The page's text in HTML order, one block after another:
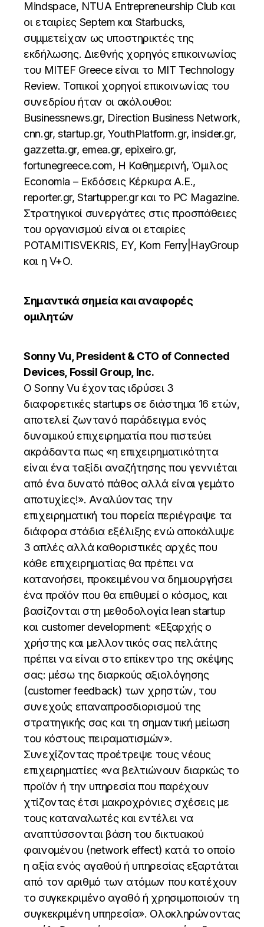
Mindspace, NTUA Entrepreneurship Club και
οι εταιρίες Septem και Starbucks,
συμμετείχαν ως υποστηρικτές της
εκδήλωσης. Διεθνής χορηγός επικοινωνίας
του MITEF Greece είναι το ΜΙΤ Technology
Review. Τοπικοί χορηγοί επικοινωνίας του
συνεδρίου ήταν οι ακόλουθοι:
Businessnews.gr, Direction Business Network,
cnn.gr, startup.gr, YouthPlatform.gr, insider.gr,
gazzetta.gr, emea.gr, epixeiro.gr,
fortunegreece.com, Η Καθημερινή, Όμιλος
Economia – Εκδόσεις Κέρκυρα Α.Ε.,
reporter.gr, Startupper.gr και το PC Magazine.
Στρατηγικοί συνεργάτες στις προσπάθειες
του οργανισμού είναι οι εταιρίες
POTAMITISVEKRIS, ΕΥ, Korn Ferry|HayGroup
και η V+O.
Σημαντικά σημεία και αναφορές
ομιλητών
Sonny Vu, President & CTO of Connected
Devices, Fossil Group, Inc.
Ο Sonny Vu έχοντας ιδρύσει 3
διαφορετικές startups σε διάστημα 16 ετών,
αποτελεί ζωντανό παράδειγμα ενός
δυναμικού επιχειρηματία που πιστεύει
ακράδαντα πως «η επιχειρηματικότητα
είναι ένα ταξίδι αναζήτησης που γεννιέται
από ένα δυνατό πάθος αλλά είναι γεμάτο
αποτυχίες!». Αναλύοντας την
επιχειρηματική του πορεία περιέγραψε τα
διάφορα στάδια εξέλιξης ενώ αποκάλυψε
3 απλές αλλά καθοριστικές αρχές που
κάθε επιχειρηματίας θα πρέπει να
κατανοήσει, προκειμένου να δημιουργήσει
ένα προϊόν που θα επιθυμεί ο κόσμος, και
βασίζονται στη μεθοδολογία lean startup
και customer development: «Εξαρχής ο
χρήστης και μελλοντικός σας πελάτης
πρέπει να είναι στο επίκεντρο της σκέψης
σας: μέσω της διαρκούς αξιολόγησης
(customer feedback) των χρηστών, του
συνεχούς επαναπροσδιορισμού της
στρατηγικής σας και τη σημαντική μείωση
του κόστους πειραματισμών».
Συνεχίζοντας προέτρεψε τους νέους
επιχειρηματίες «να βελτιώνουν διαρκώς το
προϊόν ή την υπηρεσία που παρέχουν
χτίζοντας έτσι μακροχρόνιες σχέσεις με
τους καταναλωτές και εντέλει να
αναπτύσσονται βάση του δικτυακού
φαινομένου (network effect) κατά το οποίο
η αξία ενός αγαθού ή υπηρεσίας εξαρτάται
από τον αριθμό των ατόμων που κατέχουν
το συγκεκριμένο αγαθό ή χρησιμοποιούν τη
συγκεκριμένη υπηρεσία». Ολοκληρώνοντας